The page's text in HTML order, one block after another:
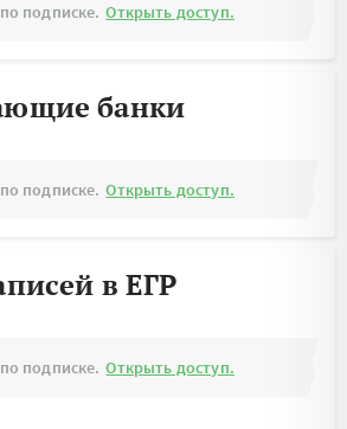
подписке. Открыть доступ.
банки
подписке. Открыть доступ.
в ЕГР
подписке. Открыть доступ.